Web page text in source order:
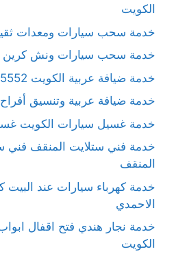
الكويت
خدمة سحب سيارات ومعدات
خدمة سحب سيارات ونش
خدمة ضيافة عربية الكويت 66875552 خدمة فورية
خدمة ضيافة عربية وتنسيق
خدمة غسيل سيارات الكويت
خدمة فني ستلايت المنقف فني
المنقف
خدمة كهرباء سيارات عند البيت
الاحمدي
خدمة نجار هندي فتح اقفال
الكويت